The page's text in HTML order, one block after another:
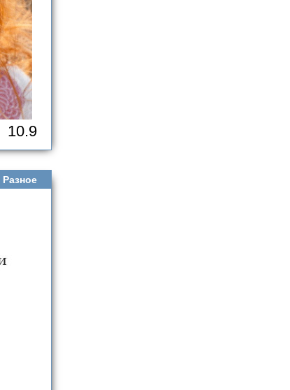
10.9
Разное